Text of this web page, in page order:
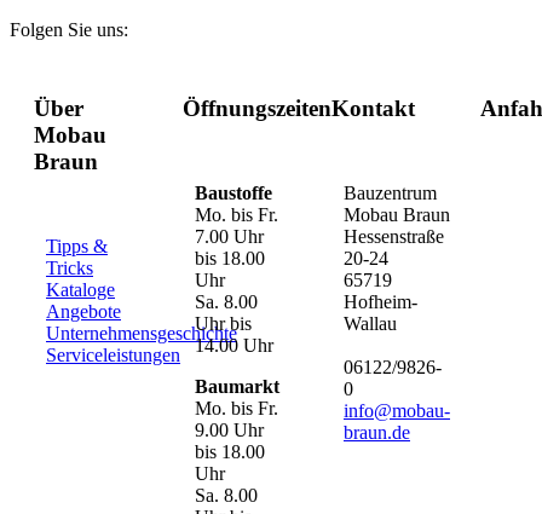
Folgen Sie uns:
Über
Mobau
Braun
Tipps &
Tricks
Kataloge
Angebote
Unternehmensgeschichte
Serviceleistungen
Öffnungszeiten
Baustoffe
Mo. bis Fr.
7.00 Uhr
bis 18.00
Uhr
Sa. 8.00
Uhr bis
14.00 Uhr
Baumarkt
Mo. bis Fr.
9.00 Uhr
bis 18.00
Uhr
Sa. 8.00
Kontakt
Bauzentrum
Mobau Braun
Hessenstraße
20-24
65719
Hofheim-
Wallau
06122/9826-
0
info@mobau-
braun.de